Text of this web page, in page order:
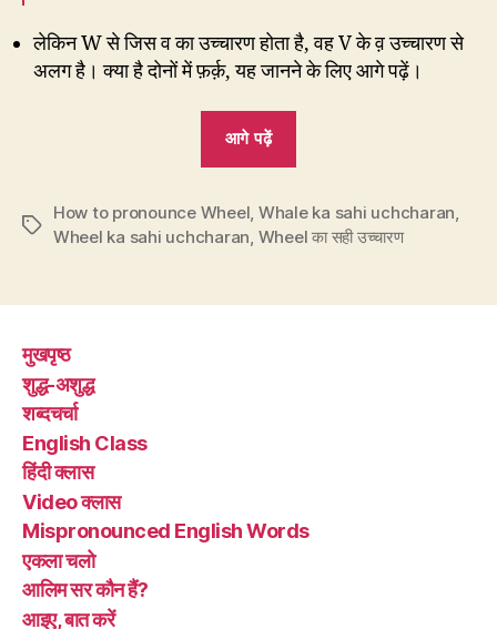
लेकिन W से जिस व का उच्चारण होता है, वह V के व़ उच्चारण से
अलग है। क्या है दोनों में फ़र्क़, यह जानने के लिए आगे पढ़ें।
आगे पढ़ें
सही
उच्चारण
है,
Tags
How to pronounce Wheel Whale ka sahi uchcharan
Wheel ka sahi uchcharan Wheel का सही उच्चारण
मुखपृष्ठ
शुद्ध-अशुद्ध
शब्दचर्चा
English Class
हिंदी क्लास
Video क्लास
Mispronounced English Words
एकला चलो
आलिम सर कौन हैं?
आइए, बात करें